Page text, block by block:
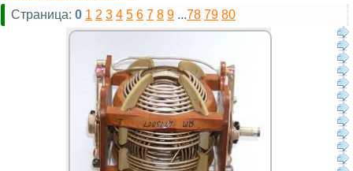
Страница: 0 1 2 3 4 5 6 7 8 9 ...78 79 80